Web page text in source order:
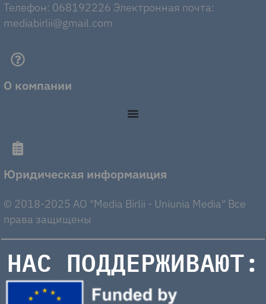
Телефон: 068192226 Электронная почта:
mediabirlii@gmail.com
О компании
Юридическая информаиция
© 2018-2025 AO "Media Birlii - Uniunia Media" Все
права защищены
НАС ПОДДЕРЖИВАЮТ: